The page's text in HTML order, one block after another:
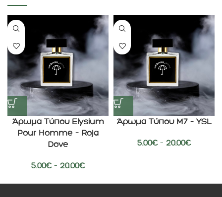
Άρωμα Τύπου Elysium
Pour Homme – Roja
Dove
5.00€ – 20.00€
Άρωμα Τύπου M7 – YSL
5.00€ – 20.00€